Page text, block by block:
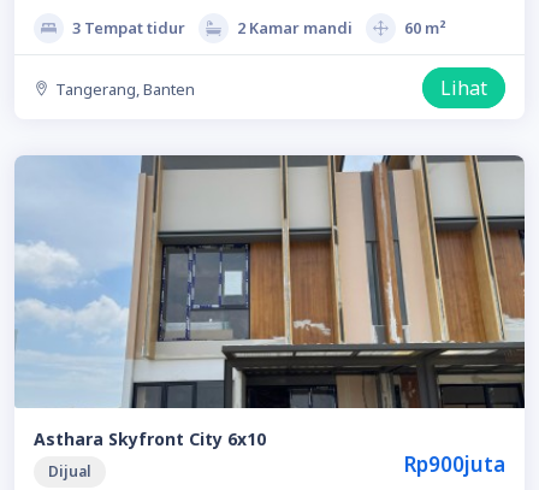
3 Tempat tidur 2 Kamar mandi 60 m²
Tangerang, Banten Lihat
Asthara Skyfront City 6x10
Dijual Rp900juta